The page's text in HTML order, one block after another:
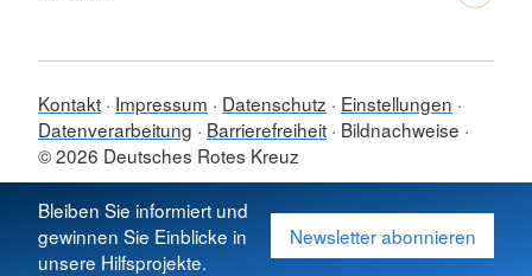
Bleiben Sie informiert und
gewinnen Sie Einblicke in
unsere Hilfsprojekte.
Newsletter abonnieren
Kontakt Impressum Datenschutz
Einstellungen
Datenverarbeitung
Barrierefreiheit Bildnachweise
© 2026 Deutsches Rotes Kreuz
Sprache wechseln zu